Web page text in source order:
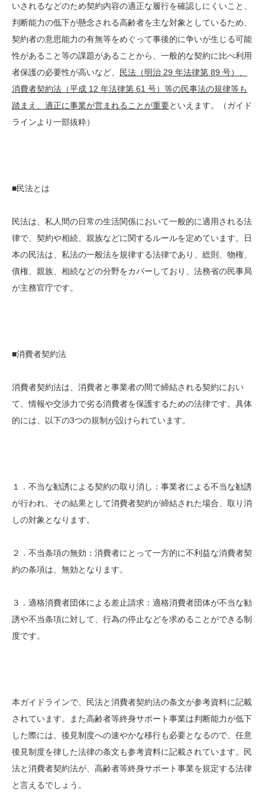
いされるなどのため契約内容の適正な履行を確認しにくいこと、
判断能力の低下が懸念される高齢者を主な対象としているため、
契約者の意思能力の有無等をめぐって事後的に争いが生じる可能
性があること等の課題があることから、一般的な契約に比べ利用
者保護の必要性が高いなど、
民法（明治 29 年法律第 89 号）、
消費者契約法（平成 12 年法律第 61 号）等の民事法の規律等も
踏まえ、適正に事業が営まれることが重要といえます。（ガイド
ラインより一部抜粋）
■民法とは
民法は、私人間の日常の生活関係において一般的に適用される法
律で、契約や相続、親族などに関するルールを定めています。日
本の民法は、私法の一般法を規律する法律であり、総則、物権、
債権、親族、相続などの分野をカバーしており、法務省の民事局
が主務官庁です。
■消費者契約法
消費者契約法は、消費者と事業者の間で締結される契約におい
て、情報や交渉力で劣る消費者を保護するための法律です。具体
的には、以下の3つの規制が設けられています。
１．不当な勧誘による契約の取り消し：事業者による不当な勧誘
が行われ、その結果として消費者契約が締結された場合、取り消
しの対象となります。
２．不当条項の無効：消費者にとって一方的に不利益な消費者契
約の条項は、無効となります。
３．適格消費者団体による差止請求：適格消費者団体が不当な勧
誘や不当条項に対して、行為の停止などを求めることができる制
度です。
本ガイドラインで、民法と消費者契約法の条文が参考資料に記載
されています。また高齢者等終身サポート事業は判断能力が低下
した際には、後見制度への速やかな移行も必要となるので、任意
後見制度を律した法律の条文も参考資料に記載されています。民
法と消費者契約法が、高齢者等終身サポート事業を規定する法律
と言えるでしょう。